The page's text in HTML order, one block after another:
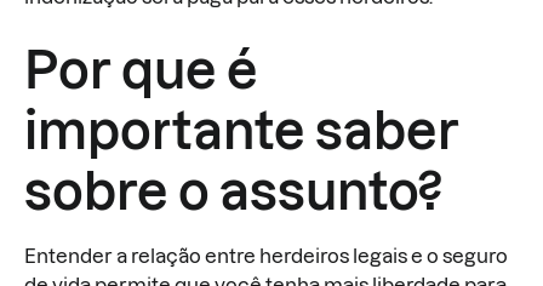
Por que é
importante saber
sobre o assunto?
Entender a relação entre herdeiros legais e o seguro